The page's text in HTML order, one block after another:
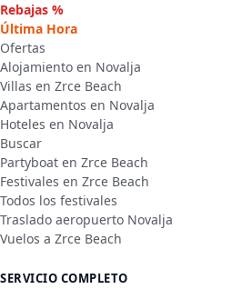
Rebajas %
Última Hora
Ofertas
Alojamiento en Novalja
Villas en Zrce Beach
Apartamentos en Novalja
Hoteles en Novalja
Buscar
Partyboat en Zrce Beach
Festivales en Zrce Beach
Todos los festivales
Traslado aeropuerto Novalja
Vuelos a Zrce Beach
SERVICIO COMPLETO